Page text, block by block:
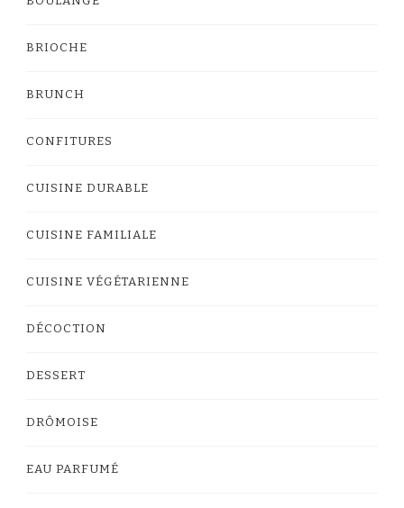
BRIOCHE
BRUNCH
CONFITURES
CUISINE DURABLE
CUISINE FAMILIALE
CUISINE VÉGÉTARIENNE
DÉCOCTION
DESSERT
DRÔMOISE
EAU PARFUMÉ